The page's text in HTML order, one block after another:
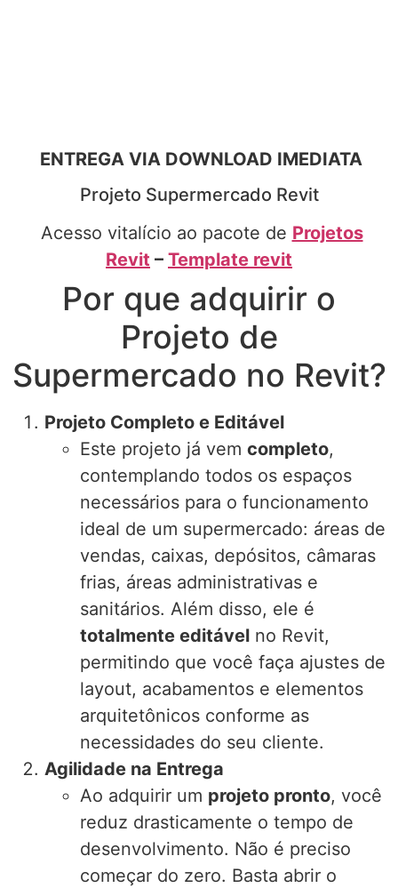
ENTREGA VIA DOWNLOAD IMEDIATA
Projeto Supermercado Revit
Acesso vitalício ao pacote de Projetos
Revit – Template revit
Por que adquirir o
Projeto de
Supermercado no Revit?
Projeto Completo e Editável
Este projeto já vem completo,
contemplando todos os espaços
necessários para o funcionamento
ideal de um supermercado: áreas de
vendas, caixas, depósitos, câmaras
frias, áreas administrativas e
sanitários. Além disso, ele é
totalmente editável no Revit,
permitindo que você faça ajustes de
layout, acabamentos e elementos
arquitetônicos conforme as
necessidades do seu cliente.
Agilidade na Entrega
Ao adquirir um projeto pronto, você
reduz drasticamente o tempo de
desenvolvimento. Não é preciso
começar do zero. Basta abrir o